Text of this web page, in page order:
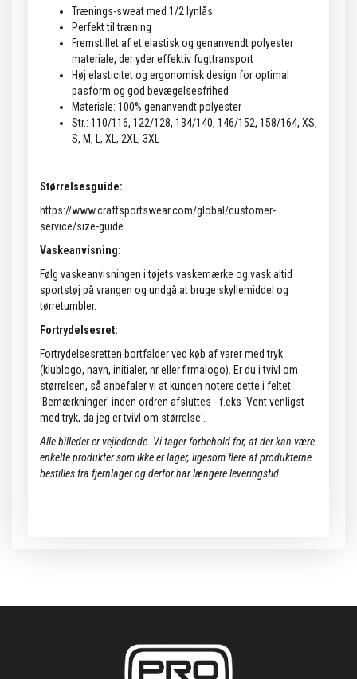
Trænings-sweat med 1/2 lynlås
Perfekt til træning
Fremstillet af et elastisk og genanvendt polyester
materiale, der yder effektiv fugttransport
Høj elasticitet og ergonomisk design for optimal
pasform og god bevægelsesfrihed
Materiale: 100% genanvendt polyester
Str.: 110/116, 122/128, 134/140, 146/152, 158/164, XS,
S, M, L, XL, 2XL, 3XL
Størrelsesguide:
https://www.craftsportswear.com/global/customer-
service/size-guide
Vaskeanvisning:
Følg vaskeanvisningen i tøjets vaskemærke og vask altid
sportstøj på vrangen og undgå at bruge skyllemiddel og
tørretumbler.
Fortrydelsesret:
Fortrydelsesretten bortfalder ved køb af varer med tryk
(klublogo, navn, initialer, nr eller firmalogo). Er du i tvivl om
størrelsen, så anbefaler vi at kunden notere dette i feltet
'Bemærkninger' inden ordren afsluttes - f.eks 'Vent venligst
med tryk, da jeg er tvivl om størrelse'.
Alle billeder er vejledende. Vi tager forbehold for, at der kan være
enkelte produkter som ikke er lager, ligesom flere af produkterne
bestilles fra fjernlager og derfor har længere leveringstid.